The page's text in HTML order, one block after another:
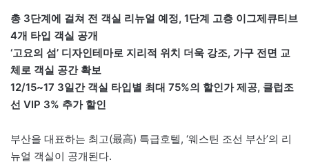
총 3단계에 걸쳐 전 객실 리뉴얼 예정, 1단계 고층 이그제큐티브
4개 타입 객실 공개
‘고요의 섬’ 디자인테마로 지리적 위치 더욱 강조, 가구 전면 교
체로 객실 공간 확보
12/15~17 3일간 객실 타입별 최대 75%의 할인가 제공, 클럽조
선 VIP 3% 추가 할인
부산을 대표하는 최고(最高) 특급호텔, ‘웨스틴 조선 부산’의 리
뉴얼 객실이 공개된다.